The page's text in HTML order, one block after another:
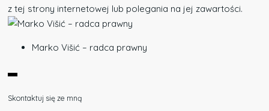
z tej strony internetowej lub polegania na jej zawartości.
Marko Višić – radca prawny
Skontaktuj się ze mną